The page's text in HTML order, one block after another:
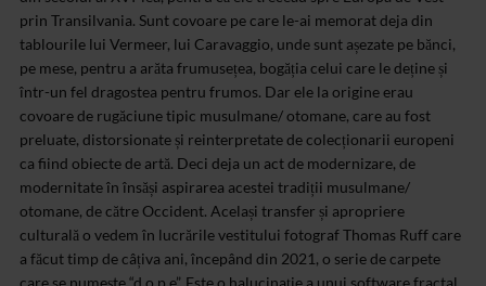
prin Transilvania. Sunt covoare pe care le-ai memorat deja din
tablourile lui Vermeer, lui Caravaggio, unde sunt așezate pe bănci,
pe mese, pentru a arăta frumusețea, bogăția celui care le deține și
într-un fel dragostea pentru frumos. Dar ele la origine erau
covoare de rugăciune tipic musulmane/ otomane, care au fost
preluate, distorsionate și reinterpretate de colecționarii europeni
ca fiind obiecte de artă. Deci deja un act de modernizare, de
modernitate în însăși aspirarea acestei tradiții musulmane/
otomane, de către Occident. Același transfer și apropriere
culturală o vedem în lucrările vestitului fotograf Thomas Ruff care
a făcut timp de câțiva ani, începând din 2021, o serie de carpete